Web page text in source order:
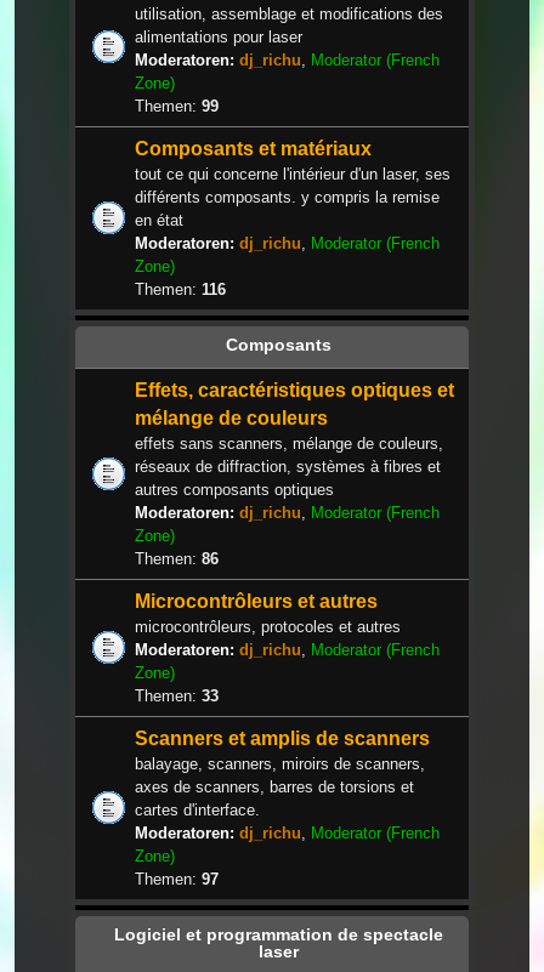
utilisation, assemblage et modifications des
alimentations pour laser
Moderatoren: dj_richu
Moderator (French
Zone)
Themen: 99
Composants et matériaux
tout ce qui concerne l'intérieur d'un laser, ses
différents composants. y compris la remise
en état
Moderatoren: dj_richu
Moderator (French
Zone)
Themen: 116
Composants
Effets, caractéristiques optiques et
mélange de couleurs
effets sans scanners, mélange de couleurs,
réseaux de diffraction, systèmes à fibres et
autres composants optiques
Moderatoren: dj_richu
Moderator (French
Zone)
Themen: 86
Microcontrôleurs et autres
microcontrôleurs, protocoles et autres
Moderatoren: dj_richu
Moderator (French
Zone)
Themen: 33
Scanners et amplis de scanners
balayage, scanners, miroirs de scanners,
axes de scanners, barres de torsions et
cartes d'interface.
Moderatoren: dj_richu
Moderator (French
Zone)
Themen: 97
Logiciel et programmation de spectacle
laser